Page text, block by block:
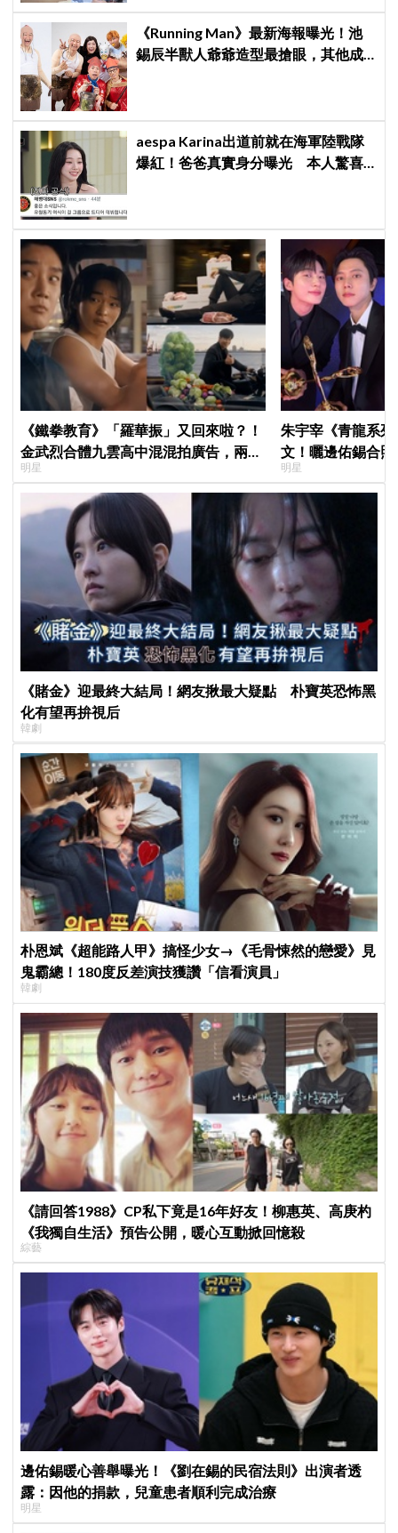
《Running Man》最新海報曝光！池
錫辰半獸人爺爺造型最搶眼，其他成
aespa Karina出道前就在海軍陸戰隊
爆紅！爸爸真實身分曝光 本人驚喜
《鐵拳教育》「羅華振」又回來啦？！
金武烈合體九雲高中混混拍廣告，兩人
嚇壞反應笑翻劇迷：根本番外篇！
明星
朱宇宰《青龍系
文！曬邊佑錫合
一起站上頒獎舞台
明星
《賭金》迎最終大結局！網友揪最大疑點 朴寶英恐怖黑
化有望再拚視后
韓劇
朴恩斌《超能路人甲》搞怪少女→《毛骨悚然的戀愛》見
鬼霸總！180度反差演技獲讚「信看演員」
韓劇
《請回答1988》CP私下竟是16年好友！柳惠英、高庚杓
《我獨自生活》預告公開，暖心互動掀回憶殺
綜藝
邊佑錫暖心善舉曝光！《劉在錫的民宿法則》出演者透
露：因他的捐款，兒童患者順利完成治療
明星